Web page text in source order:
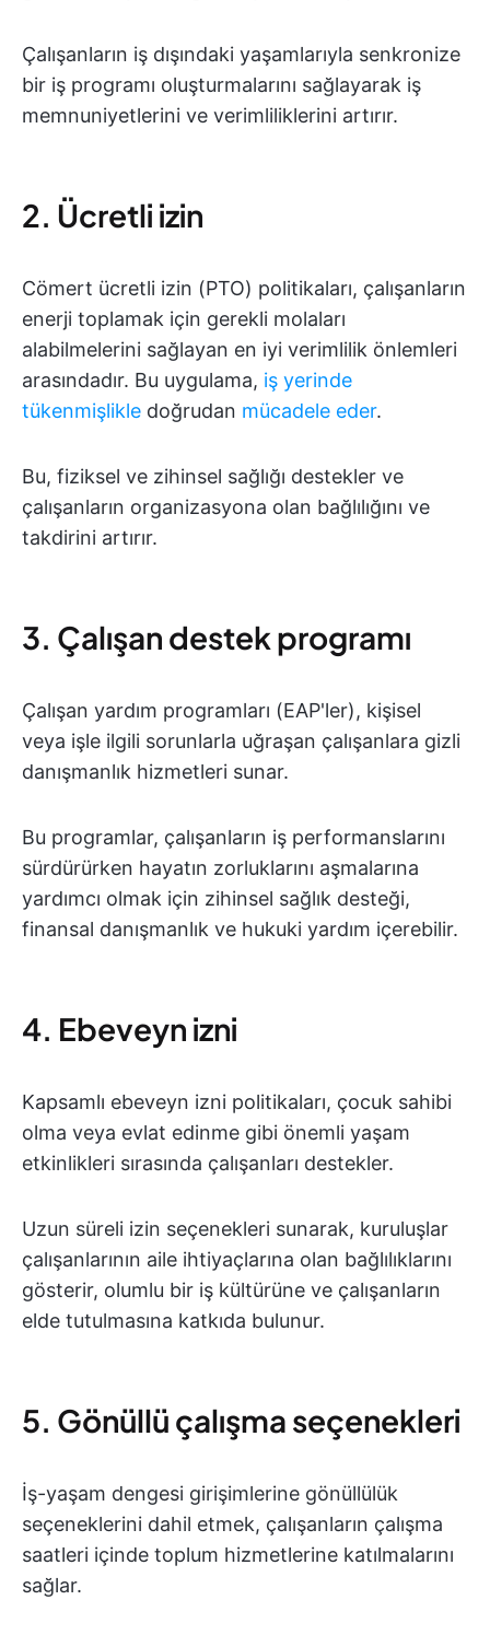
Çalışanların iş dışındaki yaşamlarıyla senkronize
bir iş programı oluşturmalarını sağlayarak iş
memnuniyetlerini ve verimliliklerini artırır.
2. Ücretli izin
Cömert ücretli izin (PTO) politikaları, çalışanların
enerji toplamak için gerekli molaları
alabilmelerini sağlayan en iyi verimlilik önlemleri
arasındadır. Bu uygulama, iş yerinde
tükenmişlikle doğrudan mücadele eder.
Bu, fiziksel ve zihinsel sağlığı destekler ve
çalışanların organizasyona olan bağlılığını ve
takdirini artırır.
3. Çalışan destek programı
Çalışan yardım programları (EAP'ler), kişisel
veya işle ilgili sorunlarla uğraşan çalışanlara gizli
danışmanlık hizmetleri sunar.
Bu programlar, çalışanların iş performanslarını
sürdürürken hayatın zorluklarını aşmalarına
yardımcı olmak için zihinsel sağlık desteği,
finansal danışmanlık ve hukuki yardım içerebilir.
4. Ebeveyn izni
Kapsamlı ebeveyn izni politikaları, çocuk sahibi
olma veya evlat edinme gibi önemli yaşam
etkinlikleri sırasında çalışanları destekler.
Uzun süreli izin seçenekleri sunarak, kuruluşlar
çalışanlarının aile ihtiyaçlarına olan bağlılıklarını
gösterir, olumlu bir iş kültürüne ve çalışanların
elde tutulmasına katkıda bulunur.
5. Gönüllü çalışma seçenekleri
İş-yaşam dengesi girişimlerine gönüllülük
seçeneklerini dahil etmek, çalışanların çalışma
saatleri içinde toplum hizmetlerine katılmalarını
sağlar.